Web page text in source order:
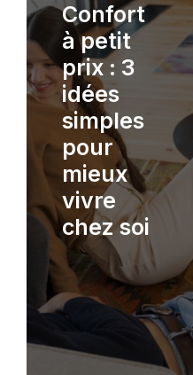
Confort
à petit
prix : 3
idées
simples
pour
mieux
vivre
chez soi